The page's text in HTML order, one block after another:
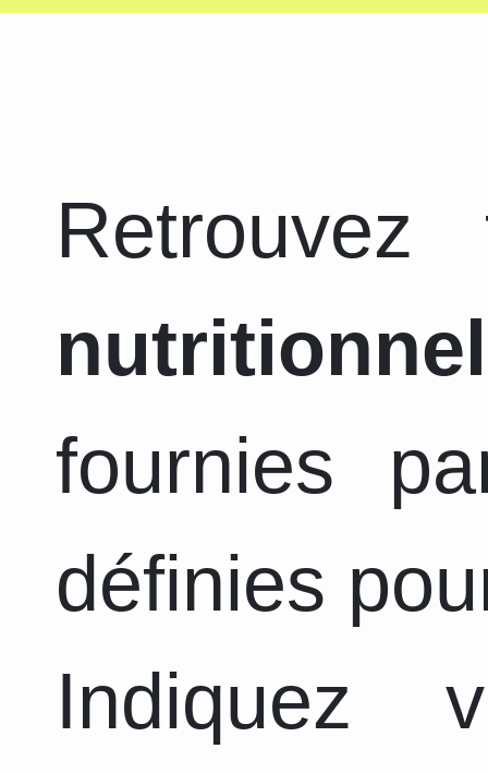
fournies
définies
Indiquez